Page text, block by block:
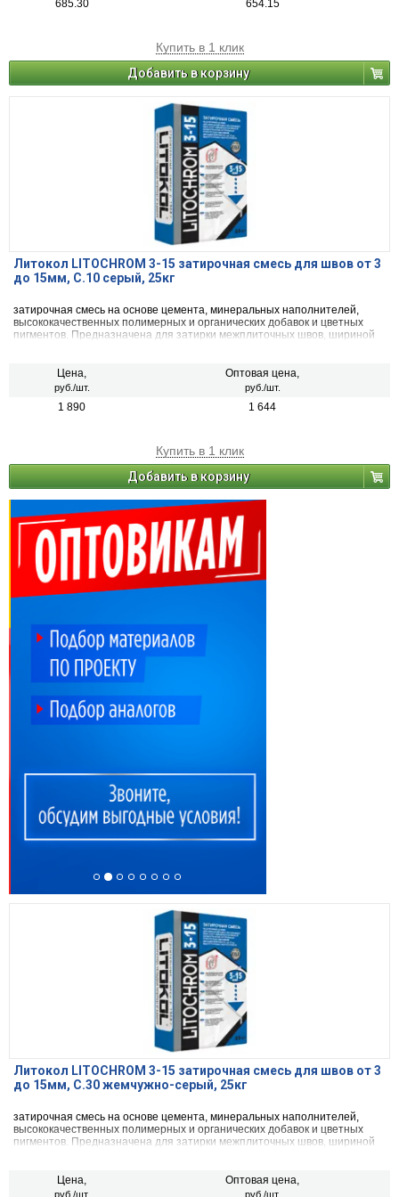
685.30 654.15
Купить в 1 клик
Добавить в корзину
Литокол LITOCHROM 3-15 затирочная смесь для швов от 3
до 15мм, C.10 серый, 25кг
затирочная смесь на основе цемента, минеральных наполнителей,
высококачественных полимерных и органических добавок и цветных
пигментов. Предназначена для затирки межплиточных швов, шириной
агломератом.
Цена,
руб./шт.
Оптовая цена,
руб./шт.
1 890 1 644
Купить в 1 клик
Добавить в корзину
Литокол LITOCHROM 3-15 затирочная смесь для швов от 3
до 15мм, C.30 жемчужно-серый, 25кг
затирочная смесь на основе цемента, минеральных наполнителей,
высококачественных полимерных и органических добавок и цветных
пигментов. Предназначена для затирки межплиточных швов, шириной
агломератом.
Цена,
руб./шт.
Оптовая цена,
руб./шт.